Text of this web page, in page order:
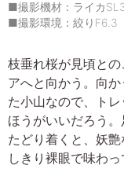
■撮影機材：ライカ
■撮影環境：絞り
枝垂れ桜が見頃と
アへと向かう。向
た小山なので、ト
ほうがいいだろう
たどり着くと、妖
しきり裸眼で味わ